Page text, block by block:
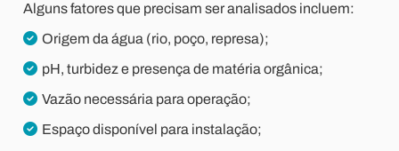
Alguns fatores que precisam ser analisados incluem:
Origem da água (rio, poço, represa);
pH, turbidez e presença de matéria orgânica;
Vazão necessária para operação;
Espaço disponível para instalação;